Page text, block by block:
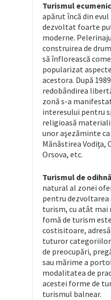
Turismul
apărut încă din evul
dezvoltat foarte
moderne.
construirea de
să înflorească
popularizat
acestora. După
redobândirea
zonă s-a
interesului pentru
religioasă
unor aşezăminte
Mănăstirea Vodiţa,
Orsova, etc.
Turismul de
natural al zonei
pentru dezvoltarea
turism, cu atât mai
fomă de turism
costisitoare,
tuturor
de preocupări,
sau mărime a
modalitatea de
acestei forme de
turismul balnear.